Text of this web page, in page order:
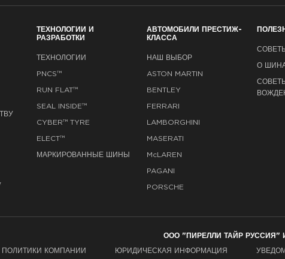
ТЕХНОЛОГИИ И
РАЗРАБОТКИ
ТЕХНОЛОГИИ
PNCS™
RUN FLAT™
SEAL INSIDE™
CYBER™ TYRE
ELECT™
МАРКИРОВАННЫЕ ШИНЫ
АВТОМОБИЛИ ПРЕСТИЖ-
КЛАССА
НАШ ВЫБОР
ASTON MARTIN
BENTLEY
FERRARI
LAMBORGHINI
MASERATI
McLAREN
PAGANI
PORSCHE
О
ООО "ПИРЕЛЛИ ТАЙР РУССИЯ"
ПОЛИТИКИ КОМПАНИИ ЮРИДИЧЕСКАЯ ИНФОРМАЦИЯ